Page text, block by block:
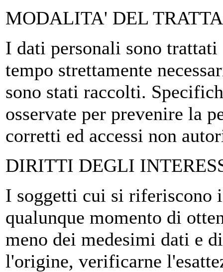
MODALITA' DEL
I dati personali sono
tempo strettamente
sono stati raccolti.
osservate per prevenire la
corretti ed accessi non
DIRITTI DEGLI
I soggetti cui si riferiscono
qualunque momento di
meno dei medesimi dati e
l'origine, verificarne